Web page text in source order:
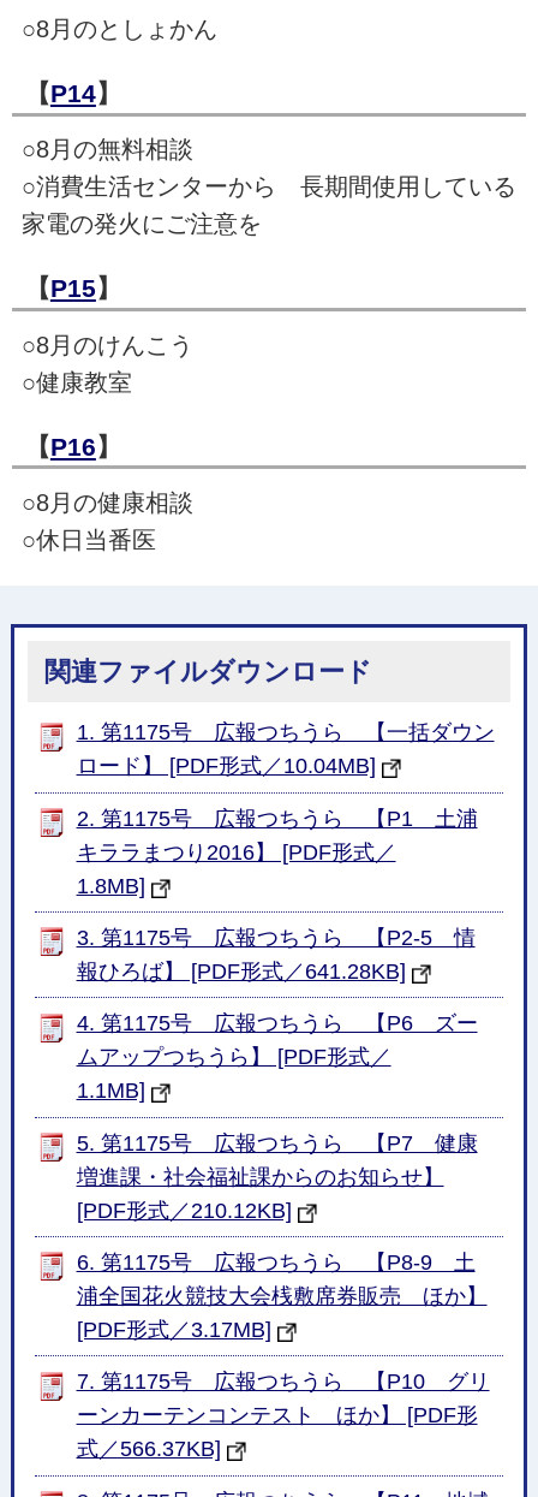
○8月のとしょかん
【P14】
○8月の無料相談
○消費生活センターから 長期間使用している
家電の発火にご注意を
【P15】
○8月のけんこう
○健康教室
【P16】
○8月の健康相談
○休日当番医
関連ファイルダウンロード
1. 第1175号 広報つちうら 【一括ダウン
ロード】 [PDF形式／10.04MB]
2. 第1175号 広報つちうら 【P1 土浦
キララまつり2016】 [PDF形式／
1.8MB]
3. 第1175号 広報つちうら 【P2-5 情
報ひろば】 [PDF形式／641.28KB]
4. 第1175号 広報つちうら 【P6 ズー
ムアップつちうら】 [PDF形式／
1.1MB]
5. 第1175号 広報つちうら 【P7 健康
増進課・社会福祉課からのお知らせ】
[PDF形式／210.12KB]
6. 第1175号 広報つちうら 【P8-9 土
浦全国花火競技大会桟敷席券販売 ほか】
[PDF形式／3.17MB]
7. 第1175号 広報つちうら 【P10 グリ
ーンカーテンコンテスト ほか】 [PDF形
式／566.37KB]